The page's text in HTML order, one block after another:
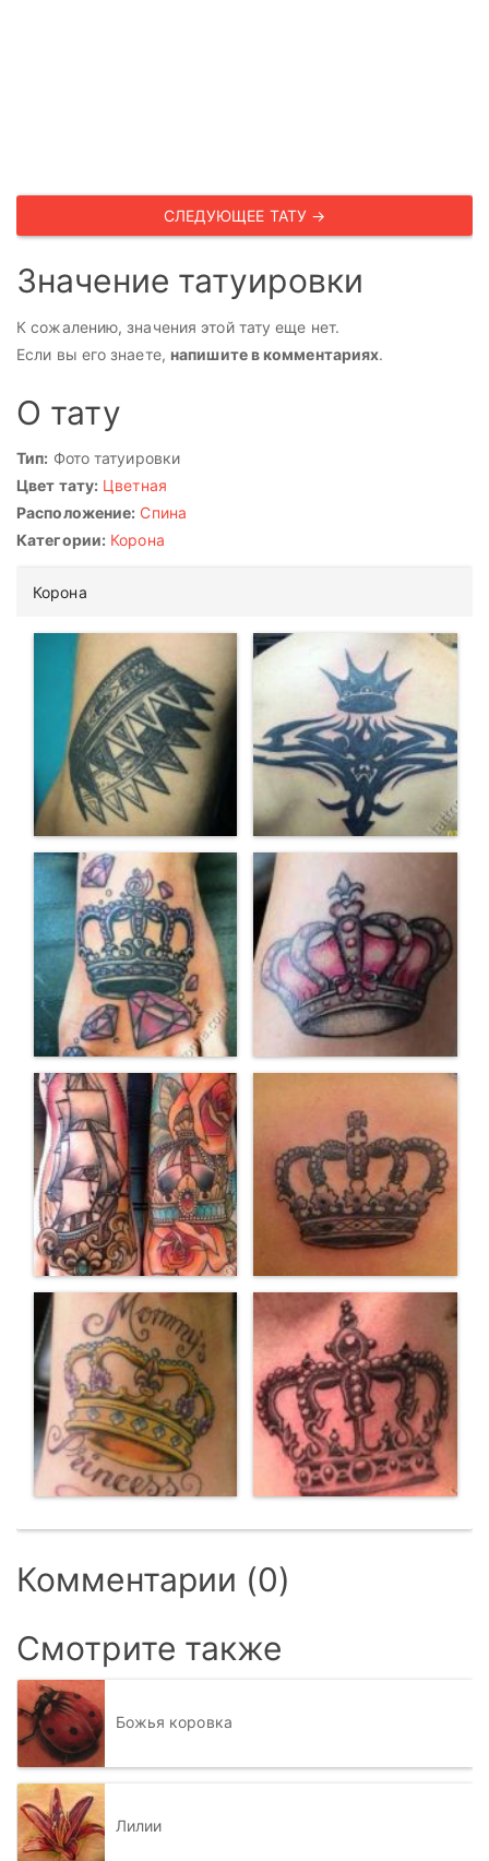
СЛЕДУЮЩЕЕ ТАТУ →
Значение татуировки
К сожалению, значения этой тату еще нет.
Если вы его знаете, напишите в комментариях.
О тату
Тип: Фото татуировки
Цвет тату: Цветная
Расположение: Спина
Категории: Корона
Корона
Комментарии (0)
Смотрите также
Божья коровка
Лилии